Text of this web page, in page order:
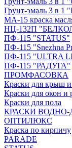
Грунт-эмаль 3 в
МА-15 краска
НЦ-132П
ПФ-115 "STATUS"
ПФ-115 "Snezhna
ПФ-115 "ULTRA
ПФ-115 "РАДУГА"
ПРОМФАСОВКА
Краски для крыш и
Краски для окон и
Краски для пола
КРАСКИ
ОПТИЛЮКС
Краска по кирпичу
PARADE